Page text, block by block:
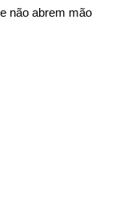
não abrem mão